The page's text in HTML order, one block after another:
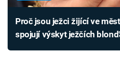
Proč jsou ježci žijící ve
spojují výskyt ježčích